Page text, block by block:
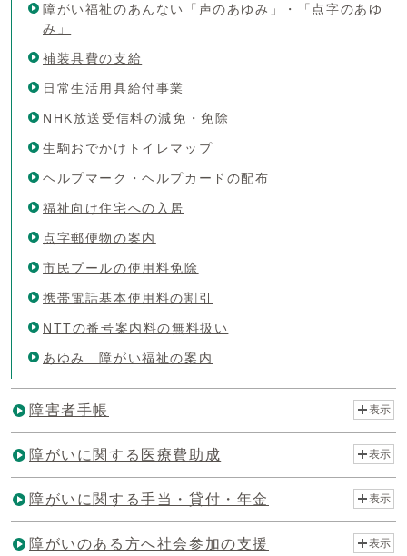
障がい福祉のあんない「声のあゆみ」・「点字のあゆ
み」
補装具費の支給
日常生活用具給付事業
NHK放送受信料の減免・免除
生駒おでかけトイレマップ
ヘルプマーク・ヘルプカードの配布
福祉向け住宅への入居
点字郵便物の案内
市民プールの使用料免除
携帯電話基本使用料の割引
NTTの番号案内料の無料扱い
あゆみ 障がい福祉の案内
障害者手帳 表示
障がいに関する医療費助成 表示
障がいに関する手当・貸付・年金 表示
障がいのある方へ社会参加の支援 表示